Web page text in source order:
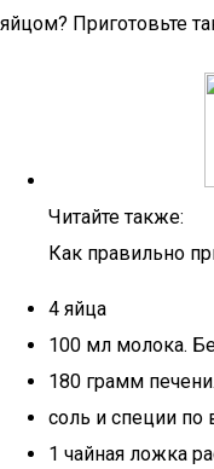
яйцом? Приготовьте
Читайте также:
Как правильно
4 яйца
100 мл молока.
180 грамм
соль и специи по
1 чайная ложка